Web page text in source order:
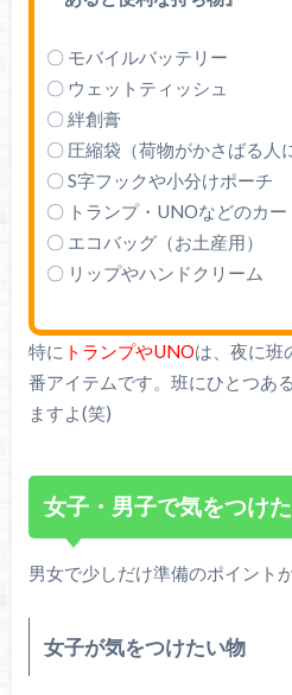
〇 モバイルバッテリー
〇 ウェットティッシュ
〇 絆創膏
〇 圧縮袋（荷物がかさばる人
〇 S字フックや小分けポーチ
〇 トランプ・UNOなどのカー
〇 エコバッグ（お土産用）
〇 リップやハンドクリーム
特に トランプやUNOは、夜に班
番アイテムです。班にひとつあ
ますよ(笑)
女子・男子で気をつけ
男女で少しだけ準備のポイント
女子が気をつけたい物